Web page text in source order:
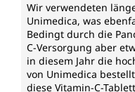
Wir verwendeten
Unimedica, was
Bedingt durch die
C-Versorgung aber
in diesem Jahr die
von Unimedica
diese Vitamin-C-